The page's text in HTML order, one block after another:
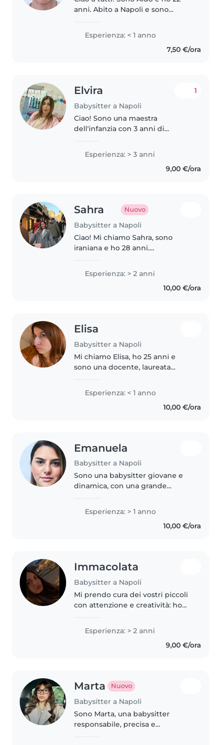
anni. Abito a Napoli e sono
questa nuova esperienza da
babysitter. Mi ritengo una
Esperienza: < 1 anno
7,50 €/ora
Elvira
Babysitter a Napoli
1
Ciao! Sono una maestra
dell'infanzia con 3 anni di
dai 2 ai 5 anni. Ho una
formazione specifica per
l'autismo ed amo coinvolgere i
Esperienza: > 3 anni
9,00 €/ora
Sahra Nuovo
Babysitter a Napoli
Ciao! Mi chiamo Sahra, sono
iraniana e ho 28 anni.
sto frequentando un corso di
laurea magistrale. Ho iniziato da
poco a imparare l'italiano, quindi..
Esperienza: > 2 anni
10,00 €/ora
Elisa
Babysitter a Napoli
Mi chiamo Elisa, ho 25 anni e
sono una docente, laureata
con TFA sostegno, prediligo la
Esperienza: < 1 anno
10,00 €/ora
Emanuela
Babysitter a Napoli
Sono una babysitter giovane e
dinamica, con una grande
ho solo 1 anno di esperienza,
sono molto empatica, paziente e
premurosa nei loro confronti...
Esperienza: > 1 anno
10,00 €/ora
Immacolata
Babysitter a Napoli
Mi prendo cura dei vostri piccoli
con attenzione e creatività: ho
neonati, bambini e piccoli di età
prescolare. Adoro leggere,
disegnare e organizzare giochi...
Esperienza: > 2 anni
9,00 €/ora
Marta Nuovo
Babysitter a Napoli
Sono Marta, una babysitter
responsabile, precisa e